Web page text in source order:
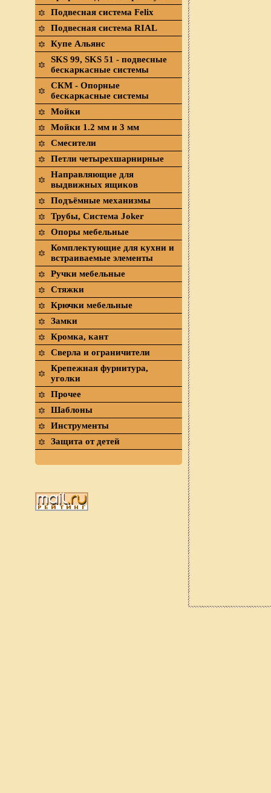
Подвесная система Felix
Подвесная система RIAL
Купе Альянс
SKS 99, SKS 51 - подвесные
бескаркасные системы
СКМ - Опорные
бескаркасные системы
Мойки
Мойки 1.2 мм и 3 мм
Смесители
Петли четырехшарнирные
Направляющие для
выдвижных ящиков
Подъёмные механизмы
Трубы, Система Joker
Опоры мебельные
Комплектующие для кухни и
встраиваемые элементы
Ручки мебельные
Стяжки
Крючки мебельные
Замки
Кромка, кант
Сверла и ограничители
Крепежная фурнитура,
уголки
Прочее
Шаблоны
Инструменты
Защита от детей